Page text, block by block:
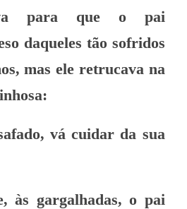
para que o pai
daqueles tão sofridos
mas ele retrucava na
vá cuidar da sua
às gargalhadas, o pai